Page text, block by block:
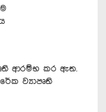
ආරම්භ කර ඇත.
ව්‍යාපෘති